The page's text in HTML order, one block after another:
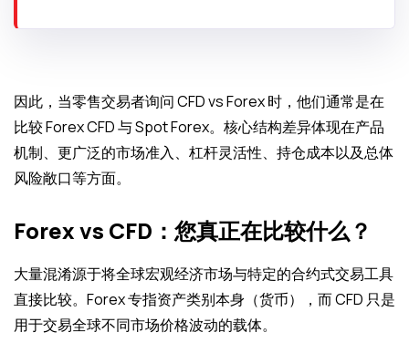
因此，当零售交易者询问 CFD vs Forex 时，他们通常是在
比较 Forex CFD 与 Spot Forex。核心结构差异体现在产品
机制、更广泛的市场准入、杠杆灵活性、持仓成本以及总体
风险敞口等方面。
Forex vs CFD：您真正在比较什么？
大量混淆源于将全球宏观经济市场与特定的合约式交易工具
直接比较。Forex 专指资产类别本身（货币），而 CFD 只是
用于交易全球不同市场价格波动的载体。